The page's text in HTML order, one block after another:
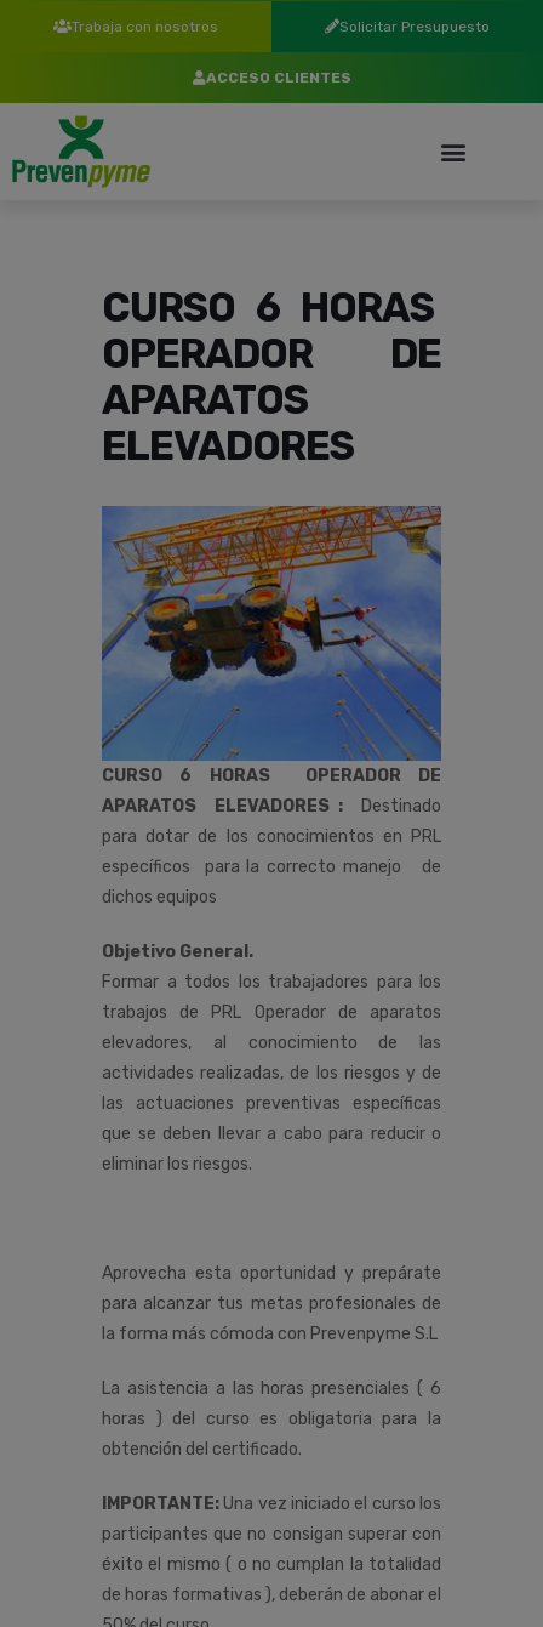
Trabaja con nosotros Solicitar Presupuesto
ACCESO CLIENTES
CURSO 6 HORAS
OPERADOR DE
APARATOS
ELEVADORES
CURSO 6 HORAS OPERADOR DE
APARATOS ELEVADORES : Destinado
para dotar de los conocimientos en PRL
específicos para la correcto manejo de
dichos equipos
Objetivo General.
Formar a todos los trabajadores para los
trabajos de PRL Operador de aparatos
elevadores, al conocimiento de las
actividades realizadas, de los riesgos y de
las actuaciones preventivas específicas
que se deben llevar a cabo para reducir o
eliminar los riesgos.
Aprovecha esta oportunidad y prepárate
para alcanzar tus metas profesionales de
la forma más cómoda con Prevenpyme S.L
La asistencia a las horas presenciales ( 6
horas ) del curso es obligatoria para la
obtención del certificado.
IMPORTANTE: Una vez iniciado el curso los
participantes que no consigan superar con
éxito el mismo ( o no cumplan la totalidad
de horas formativas ), deberán de abonar el